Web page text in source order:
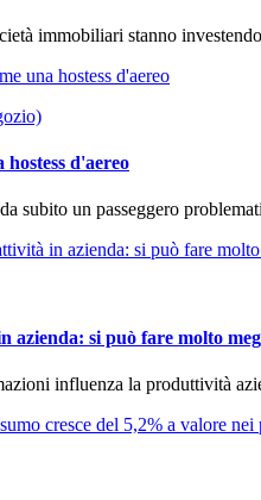
immobiliari stanno
d'aereo
subito un passeggero
azienda: si può fare molto
influenza la produttività